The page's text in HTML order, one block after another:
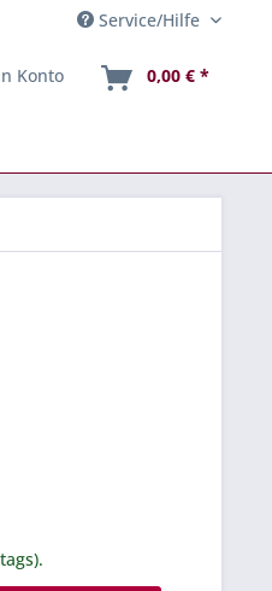
Service/Hilfe
Konto 0,00 € *